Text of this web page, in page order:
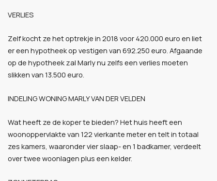
VERLIES
Zelf kocht ze het optrekje in 2018 voor 420.000 euro en liet
er een hypotheek op vestigen van 692.250 euro. Afgaande
op de hypotheek zal Marly nu zelfs een verlies moeten
slikken van 13.500 euro.
INDELING WONING MARLY VAN DER VELDEN
Wat heeft ze de koper te bieden? Het huis heeft een
woonoppervlakte van 122 vierkante meter en telt in totaal
zes kamers, waaronder vier slaap- en 1 badkamer, verdeelt
over twee woonlagen plus een kelder.